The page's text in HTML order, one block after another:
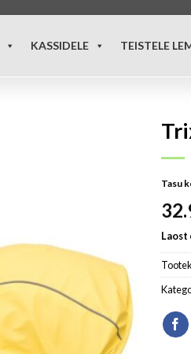
KASSIDELE TEISTELE
Tasu
Laost